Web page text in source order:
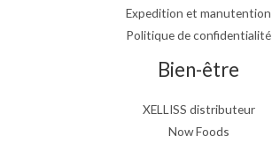
Expedition et manutention
Politique de confidentialité
Bien-être
XELLISS distributeur
Now Foods